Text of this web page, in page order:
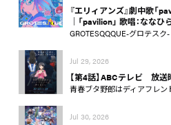
『エリィアンズ』劇中歌「
│「pavilion」 歌唱：ななひ
GROTESQQQUE-グロテスク-
Jul 29, 2026
【第4話】ABCテレビ 放
青春ブタ野郎はディアフレン
Jul 30, 2026